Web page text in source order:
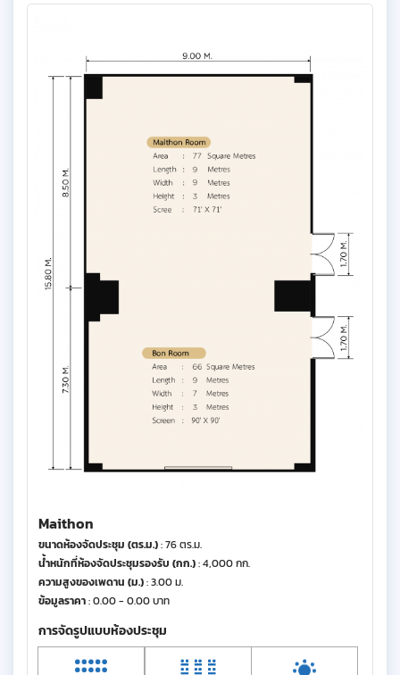
Maithon
ขนาดห้องจัดประชุม (ตร.ม.): 76 ตร.ม.
น้ำหนักที่ห้องจัดประชุมรองรับ (กก.): 4,000 กก.
ความสูงของเพดาน (ม.): 3.00 ม.
ข้อมูลราคา: 0.00 - 0.00 บาท
การจัดรูปแบบห้องประชุม